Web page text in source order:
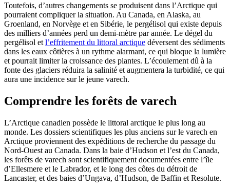
Toutefois, d’autres changements se produisent dans l’Arctique qui
pourraient compliquer la situation. Au Canada, en Alaska, au
Groenland, en Norvège et en Sibérie, le pergélisol qui existe depuis
des milliers d’années perd un demi-mètre par année. Le dégel du
pergélisol et l’effritement du littoral arctique déversent des sédiments
dans les eaux côtières à un rythme alarmant, ce qui bloque la lumière
et pourrait limiter la croissance des plantes. L’écoulement dû à la
fonte des glaciers réduira la salinité et augmentera la turbidité, ce qui
aura une incidence sur le jeune varech.
Comprendre les forêts de varech
L’Arctique canadien possède le littoral arctique le plus long au
monde. Les dossiers scientifiques les plus anciens sur le varech en
Arctique proviennent des expéditions de recherche du passage du
Nord-Ouest au Canada. Dans la baie d’Hudson et l’est du Canada,
les forêts de varech sont scientifiquement documentées entre l’île
d’Ellesmere et le Labrador, et le long des côtes du détroit de
Lancaster, et des baies d’Ungava, d’Hudson, de Baffin et Resolute.